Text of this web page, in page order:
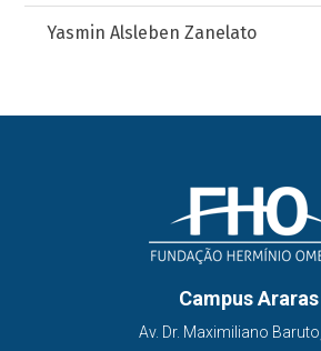
Yasmin Alsleben Zanelato
Campus Araras
Av. Dr. Maximiliano